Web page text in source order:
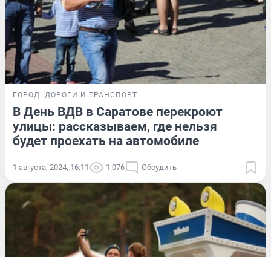
ГОРОД ДОРОГИ И ТРАНСПОРТ
В День ВДВ в Саратове перекроют
улицы: рассказываем, где нельзя
будет проехать на автомобиле
1 августа, 2024, 16:11 1 076 Обсудить